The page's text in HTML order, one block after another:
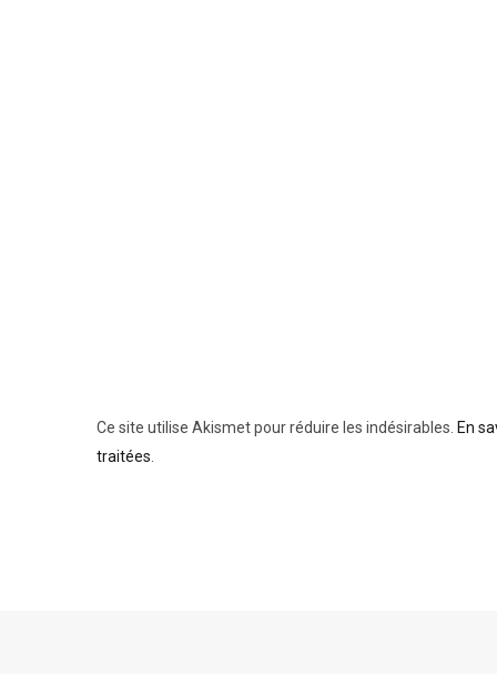
Ce site utilise Akismet pour réduire les indésirables. En
traitées